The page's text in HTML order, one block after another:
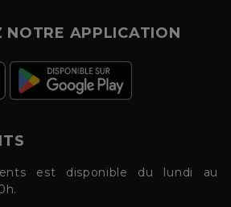
NOTRE APPLICATION
est disponible du lundi au